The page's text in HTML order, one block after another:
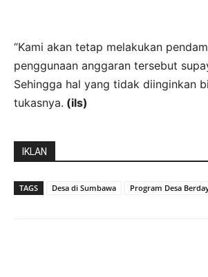
“Kami akan tetap melakukan
penggunaan anggaran tersebut
Sehingga hal yang tidak diinginkan
tukasnya. (ils)
IKLAN
TAGS Desa di Sumbawa Program Desa